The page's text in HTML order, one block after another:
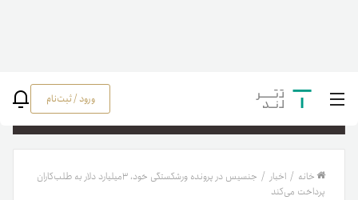
ورود / ثبت‌نام
خانه / اخبار /
جنسیس در پرونده‌ ورشکستگی خود، ۳میلیارد دلار به طلب‌کاران
پرداخت می‌کند